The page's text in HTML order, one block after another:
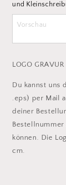
und
LOGO GRAVUR
Du kannst uns
.eps) per Mail
deiner
können. Die
cm.